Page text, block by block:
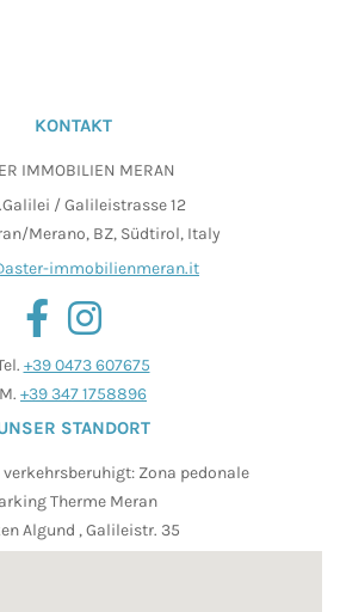
KONTAKT
IMMOBILIEN MERAN
/ Galileistrasse 12
Merano, BZ, Südtirol, Italy
immobilienmeran.it
+39 0473 607675
M. +39 347 1758896
STANDORT
Zona pedonale
Therme Meran
Algund , Galileistr. 35